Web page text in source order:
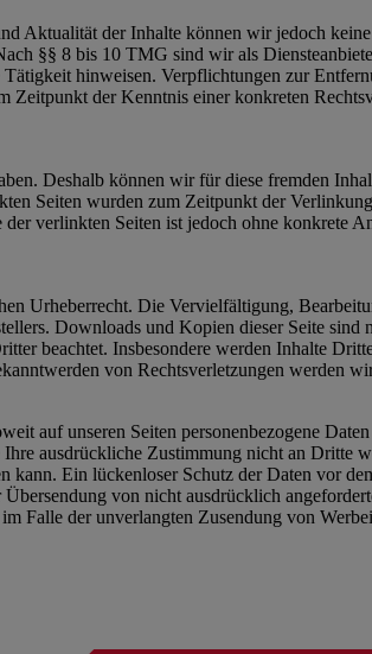
Aktualität der Inhalte können wir jedoch
§§ 8 bis 10 TMG sind wir als
hinweisen. Verpflichtungen zur
der Kenntnis einer konkreten
Deshalb können wir für diese fremden
Seiten wurden zum Zeitpunkt der
verlinkten Seiten ist jedoch ohne konkrete
Urheberrecht. Die Vervielfältigung,
Downloads und Kopien dieser Seite
beachtet. Insbesondere werden Inhalte
von Rechtsverletzungen werden
auf unseren Seiten personenbezogene
ausdrückliche Zustimmung nicht an Dritte
Ein lückenloser Schutz der Daten vor
von nicht ausdrücklich
Falle der unverlangten Zusendung von